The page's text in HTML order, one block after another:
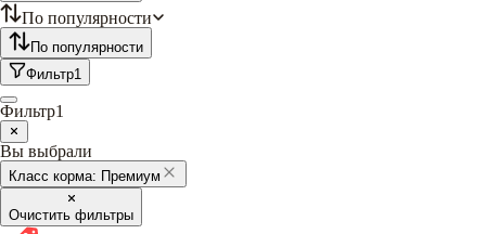
По популярности
По популярности
Фильтр1
Фильтр1
Вы выбрали
Класс корма: Премиум
Очистить фильтры